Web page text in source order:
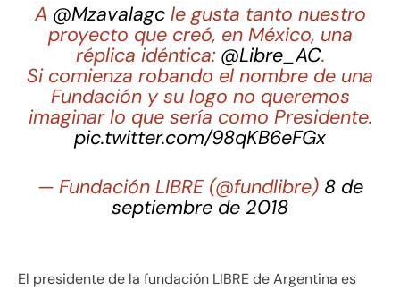
A @Mzavalagcle gusta tanto nuestro
proyecto que creó, en México, una
réplica idéntica: @Libre_AC.
Si comienza robando el nombre de una
Fundación y su logo no queremos
imaginar lo que sería como Presidente.
pic.twitter.com/98qKB6eFGx
— Fundación LIBRE (@fundlibre) 8 de
septiembre de 2018
El presidente de la fundación LIBRE de Argentina es